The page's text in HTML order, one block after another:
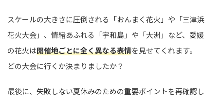
スケールの大きさに圧倒される「おんまく花火」や「三津浜
花火大会」、情緒あふれる「宇和島」や「大洲」など、愛媛
の花火は開催地ごとに全く異なる表情を見せてくれます。
どの大会に行くか決まりましたか？
最後に、失敗しない夏休みのための重要ポイントを再確認し